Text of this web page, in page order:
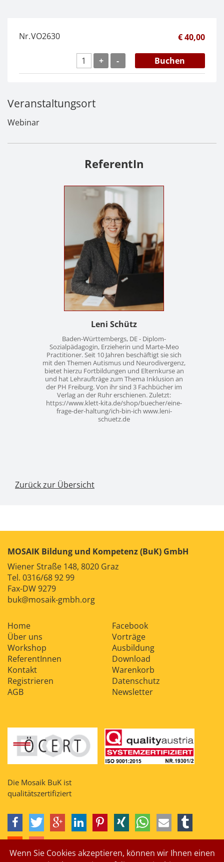
Wenn Sie Cookies akzeptieren, können wir Ihnen einen
€ 40,00
Nr.VO2630
+ - Buchen
Veranstaltungsort
Webinar
ReferentIn
Leni Schütz
Baden-Württembergs, DE - Diplom-
Sozialpädagogin, Erzieherin und Marte-Meo
Practitioner. Seit 10 Jahren beschäftigt sie sich
mit den Themen Autismus und Neurodivergenz,
bietet hierzu Fortbildungen und Elternkurse an
und hat Lehraufträge zum Thema Inklusion an
der PH Freiburg. Von ihr sind 3 Fachbücher im
Verlag an der Ruhr erschienen. Zuletzt:
https://www.klett-kita.de/shop/buecher/eine-
frage-der-haltung/ich-bin-ich www.leni-
schuetz.de
Zurück zur Übersicht
MOSAIK Bildung und Kompetenz (BuK) GmbH
Wiener Straße 148, 8020 Graz
Tel. 0316/68 92 99
Fax-DW 9279
buk@mosaik-gmbh.org
Home
Facebook
Über uns
Vorträge
Workshop
Ausbildung
ReferentInnen
Download
Kontakt
Warenkorb
Registrieren
Datenschutz
AGB
Newsletter
Die Mosaik BuK ist
qualitätszertifiziert